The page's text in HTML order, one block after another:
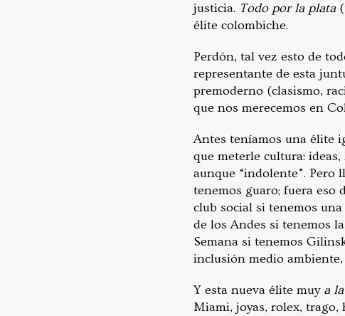
justicia. Todo por la plata
élite colombiche.
Perdón, tal vez esto de
representante de esta
premoderno (clasismo,
que nos merecemos en
Antes teníamos una élite
que meterle cultura:
aunque “indolente”. Pero
tenemos guaro; fuera eso
club social si tenemos
de los Andes si tenemos
Semana si tenemos
inclusión medio
Y esta nueva élite muy a
Miami, joyas, rolex, trago,